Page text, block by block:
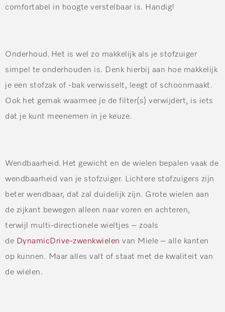
comfortabel in hoogte verstelbaar is. Handig!
Onderhoud. Het is wel zo makkelijk als je stofzuiger
simpel te onderhouden is. Denk hierbij aan hoe makkelijk
je een stofzak of -bak verwisselt, leegt of schoonmaakt.
Ook het gemak waarmee je de filter(s) verwijdert, is iets
dat je kunt meenemen in je keuze.
Wendbaarheid. Het gewicht en de wielen bepalen vaak de
wendbaarheid van je stofzuiger. Lichtere stofzuigers zijn
beter wendbaar, dat zal duidelijk zijn. Grote wielen aan
de zijkant bewegen alleen naar voren en achteren,
terwijl multi-directionele wieltjes – zoals
de DynamicDrive-zwenkwielen van Miele – alle kanten
op kunnen. Maar alles valt of staat met de kwaliteit van
de wielen.